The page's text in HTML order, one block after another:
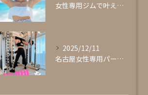
女性専用ジムで叶える理想の体型作り
2025/12/11
名古屋女性専用パーソナルジムglishグリッシュ